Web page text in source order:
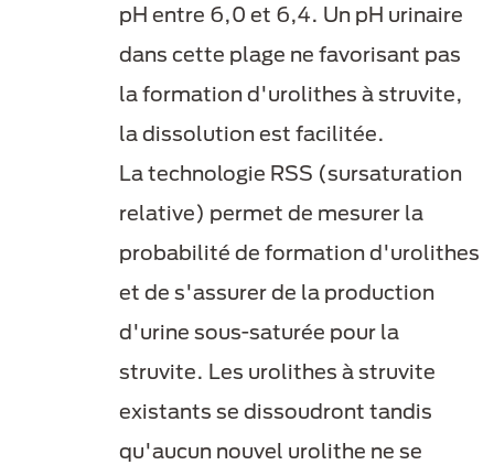
pH entre 6,0 et 6,4. Un pH urinaire
dans cette plage ne favorisant pas
la formation d'urolithes à struvite,
la dissolution est facilitée.
La technologie RSS (sursaturation
relative) permet de mesurer la
probabilité de formation d'urolithes
et de s'assurer de la production
d'urine sous-saturée pour la
struvite. Les urolithes à struvite
existants se dissoudront tandis
qu'aucun nouvel urolithe ne se